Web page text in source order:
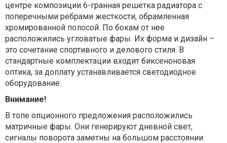
центре композиции 6-гранная решетка радиатора с
поперечными ребрами жесткости, обрамленная
хромированной полосой. По бокам от нее
расположились угловатые фары. Их форма и дизайн –
это сочетание спортивного и делового стиля. В
стандартные комплектации входит биксеноновая
оптика, за доплату устанавливается светодиодное
оборудование.
Внимание!
В топе опционного предложения расположились
матричные фары. Они генерируют дневной свет,
сигналы поворота заметны на большом расстоянии.